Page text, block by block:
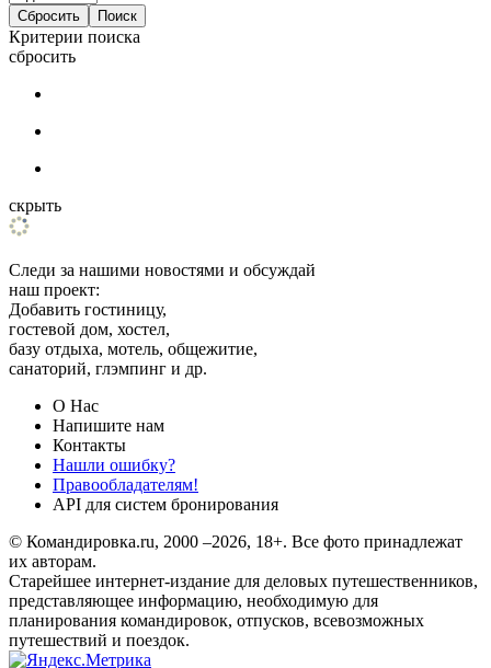
Критерии поиска
сбросить
скрыть
Следи за нашими новостями и обсуждай
наш проект:
Добавить гостиницу,
гостевой дом, хостел,
базу отдыха, мотель, общежитие,
санаторий, глэмпинг и др.
О Нас
Напишите нам
Контакты
Нашли ошибку?
Правообладателям!
API для систем бронирования
© Командировка.ru, 2000 –2026, 18+. Все фото принадлежат
их авторам.
Старейшее интернет-издание для деловых путешественников,
представляющее информацию, необходимую для
планирования командировок, отпусков, всевозможных
путешествий и поездок.